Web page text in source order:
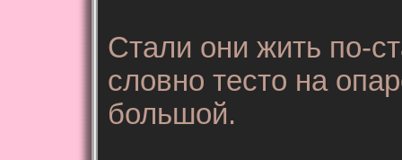
Стали они жить по-
словно тесто на
большой.